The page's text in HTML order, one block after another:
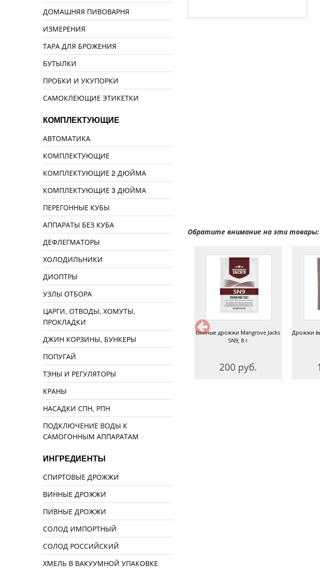
Обратите внимание на эти товары:
Дрожжи для медовухи
Mead BVG-08, 5 г
190 руб.
Дрожжи винные Lalvin D47, 10 г
150 руб.
Винные дрожжи Mangrove Jacks
SN9, 8 г
200 руб.
Дрожжи
ДОМАШНЯЯ ПИВОВАРНЯ
ИЗМЕРЕНИЯ
ТАРА ДЛЯ БРОЖЕНИЯ
БУТЫЛКИ
ПРОБКИ И УКУПОРКИ
САМОКЛЕЮЩИЕ ЭТИКЕТКИ
КОМПЛЕКТУЮЩИЕ
АВТОМАТИКА
КОМПЛЕКТУЮЩИЕ
КОМПЛЕКТУЮЩИЕ 2 ДЮЙМА
КОМПЛЕКТУЮЩИЕ 3 ДЮЙМА
ПЕРЕГОННЫЕ КУБЫ
АППАРАТЫ БЕЗ КУБА
ДЕФЛЕГМАТОРЫ
ХОЛОДИЛЬНИКИ
ДИОПТРЫ
УЗЛЫ ОТБОРА
ЦАРГИ, ОТВОДЫ, ХОМУТЫ,
ПРОКЛАДКИ
ДЖИН КОРЗИНЫ, БУНКЕРЫ
ПОПУГАЙ
ТЭНЫ И РЕГУЛЯТОРЫ
КРАНЫ
НАСАДКИ СПН, РПН
ПОДКЛЮЧЕНИЕ ВОДЫ К
САМОГОННЫМ АППАРАТАМ
ИНГРЕДИЕНТЫ
СПИРТОВЫЕ ДРОЖЖИ
ВИННЫЕ ДРОЖЖИ
ПИВНЫЕ ДРОЖЖИ
СОЛОД ИМПОРТНЫЙ
СОЛОД РОССИЙСКИЙ
ХМЕЛЬ В ВАКУУМНОЙ УПАКОВКЕ